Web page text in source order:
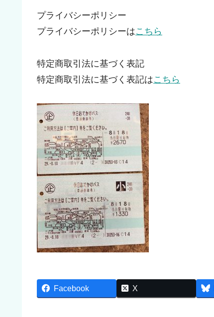
プライバシーポリシー
プライバシーポリシーはこちら
特定商取引法に基づく表記
特定商取引法に基づく表記はこちら
Facebook X